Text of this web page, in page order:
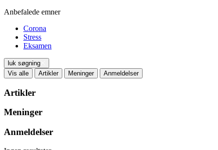
Anbefalede emner
Corona
Stress
Eksamen
luk søgning
Vis alle
Artikler Meninger Anmeldelser
Artikler
Meninger
Anmeldelser